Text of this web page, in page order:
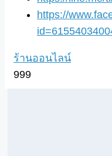
https://
ร้านออนไลน์
999